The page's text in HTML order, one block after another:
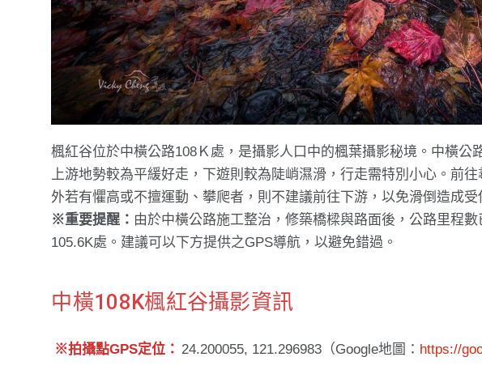
楓紅谷位於中橫公路108Ｋ處，是攝影人口中的楓葉攝影秘境。中橫公
上游地勢較為平緩好走，下遊則較為陡峭濕滑，行走需特別小心。前
外若有懼高或不擅運動、攀爬者，則不建議前往下游，以免滑倒造成受
※重要提醒： 由於中橫公路施工整治，修築橋樑與路面後，公路里程
105.6K處。建議可以下方提供之GPS導航，以避免錯過。
中橫108K楓紅谷攝影資訊
※拍攝點GPS定位： 24.200055, 121.296983（Google地圖： https://